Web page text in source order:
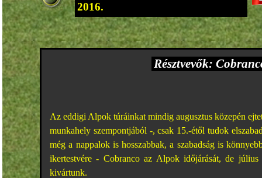
2016.
Résztvevők:
Az eddigi Alpok túráinkat mindig augusztus közepén
munkahely szempontjából -, csak 15.-étől tudok
még a nappalok is hosszabbak, a szabadság is
ikertestvére - Cobranco az Alpok időjárását, de
kivártunk.